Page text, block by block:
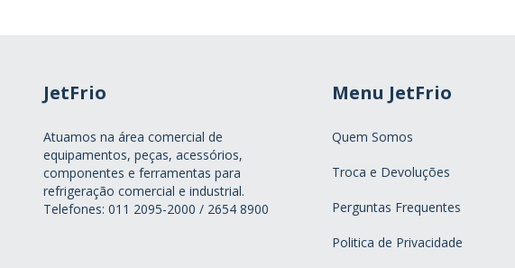
JetFrio
Atuamos na área comercial de
equipamentos, peças, acessórios,
componentes e ferramentas para
refrigeração comercial e industrial.
Telefones: 011 2095-2000 / 2654 8900
Menu JetFrio
Quem Somos
Troca e Devoluções
Perguntas Frequentes
Politica de Privacidade